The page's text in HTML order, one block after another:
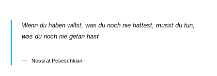
Wenn du haben willst, was du noch nie hattest, musst du tun,
was du noch nie getan hast
Nossrat Peseschkian -